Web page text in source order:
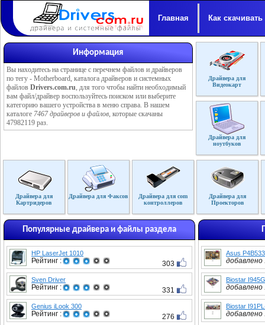
Главная Как скачивать
Информация
Вы находитесь на странице с перечнем файлов и драйверов
по тегу - Motherboard, каталога драйверов и системных
файлов Drivers.com.ru, для того чтобы найти необходимый
вам файл/драйвер воспользуйтесь поиском или выберите
категорию вашего устройства в меню справа. В нашем
каталоге 7467 драйверов и файлов, которые скачаны
47982119 раз.
Драйвера для
Видеокарт
Драйвера для
ноутбуков
Драйвера для
Картридеров
Драйвера для Факсов
Драйвера для com
контроллеров
Драйвера для
Проекторов
Популярные драйвера и файлы раздела
HP LaserJet 1010
Рейтинг : 303
Sven Driver
Рейтинг : 331
Genius iLook 300
Рейтинг : 276
Asus
добавлено
Biostar
добавлено
Biostar
добавлено